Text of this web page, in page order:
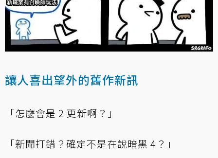
讓人喜出望外的舊作新訊
「怎麼會是 2 更新啊？」
「新聞打錯？確定不是在說暗黑 4？」